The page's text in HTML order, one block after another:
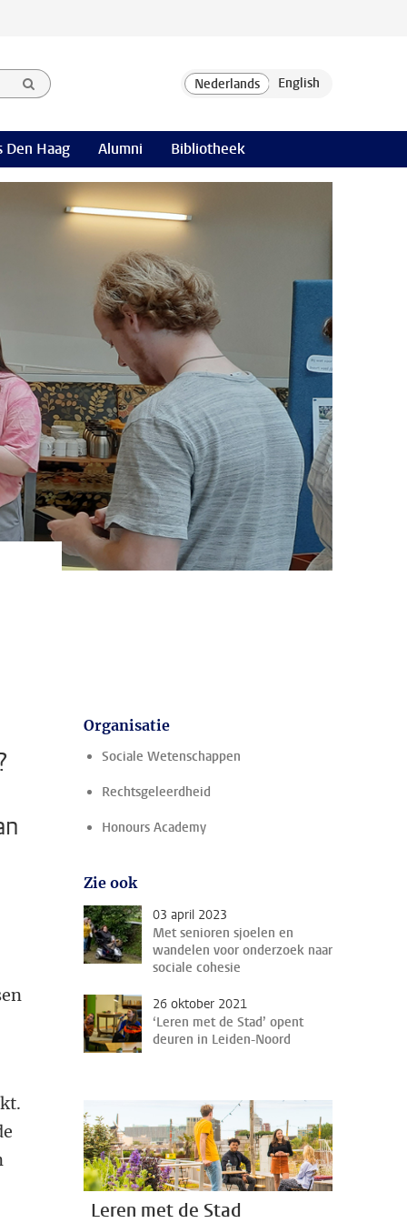
Den Haag Alumni Bibliotheek
Organisatie
Sociale Wetenschappen
Rechtsgeleerdheid
Honours Academy
Zie ook
03 april 2023
Met senioren sjoelen en
wandelen voor onderzoek naar
sociale cohesie
26 oktober 2021
‘Leren met de Stad’ opent
deuren in Leiden-Noord
Leren met de Stad